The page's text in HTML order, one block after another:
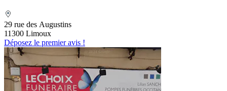
29 rue des Augustins
11300 Limoux
Déposez le premier avis !